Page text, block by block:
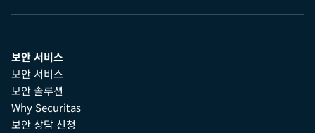
보안 서비스
보안 서비스
보안 솔루션
Why Securitas
보안 상담 신청